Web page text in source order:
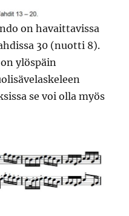
on havaittavissa
30 (nuotti 8).
ylöspäin
se voi olla myös